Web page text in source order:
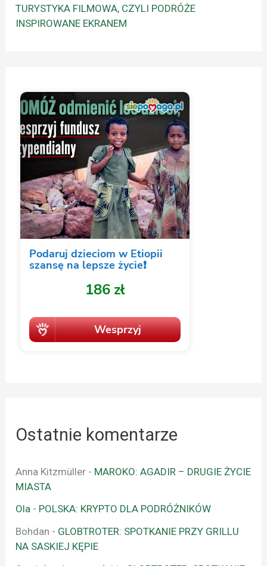
TURYSTYKA FILMOWA, CZYLI PODRÓŻE
INSPIROWANE EKRANEM
Ostatnie komentarze
Anna Kitzmüller - MAROKO: AGADIR – DRUGIE ŻYCIE
MIASTA
Ola - POLSKA: KRYPTO DLA PODRÓŻNIKÓW
Bohdan - GLOBTROTER: SPOTKANIE PRZY GRILLU
NA SASKIEJ KĘPIE